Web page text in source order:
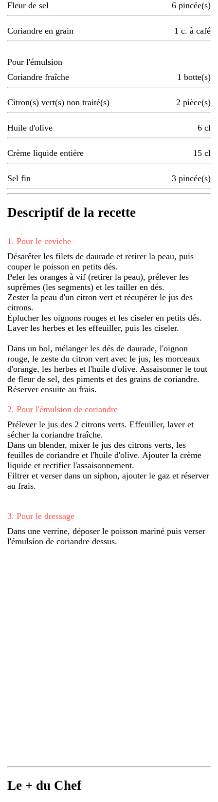
Fleur de sel 6 pincée(s)
Coriandre en grain 1 c. à café
Pour l'émulsion
Coriandre fraîche
1 botte(s)
Citron(s) vert(s) non traité(s) 2 pièce(s)
Huile d'olive 6 cl
Crème liquide entière 15 cl
Sel fin 3 pincée(s)
Descriptif de la recette
1 . Pour le ceviche
Désarêter les filets de daurade et retirer la peau, puis
couper le poisson en petits dés.
Peler les oranges à vif (retirer la peau), prélever les
suprêmes (les segments) et les tailler en dés.
Zester la peau d'un citron vert et récupérer le jus des
citrons.
Éplucher les oignons rouges et les ciseler en petits dés.
Laver les herbes et les effeuiller, puis les ciseler.
Dans un bol, mélanger les dés de daurade, l'oignon
rouge, le zeste du citron vert avec le jus, les morceaux
d'orange, les herbes et l'huile d'olive. Assaisonner le tout
de fleur de sel, des piments et des grains de coriandre.
Réserver ensuite au frais.
2. Pour l'émulsion de coriandre
Prélever le jus des 2 citrons verts. Effeuiller, laver et
sécher la coriandre fraîche.
Dans un blender, mixer le jus des citrons verts, les
feuilles de coriandre et l'huile d'olive. Ajouter la crème
liquide et rectifier l'assaisonnement.
Filtrer et verser dans un siphon, ajouter le gaz et réserver
au frais.
3. Pour le dressage
Dans une verrine, déposer le poisson mariné puis verser
l'émulsion de coriandre dessus.
Le + du Chef